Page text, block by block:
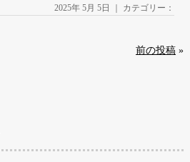
2025年 5月 5日 ｜ カテゴリー：
前の投稿 »